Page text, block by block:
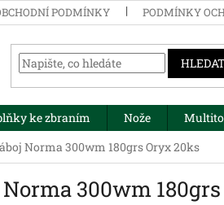
PODMÍNKY PODMÍNKY
HLEDAT
ke zbraním Nože
Norma 300wm 180grs Oryx 20ks
300wm